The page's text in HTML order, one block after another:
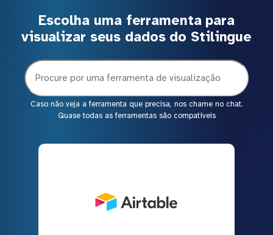
Escolha uma ferramenta para
visualizar seus dados do Stilingue
Caso não veja a ferramenta que precisa, nos chame no chat.
Quase todas as ferramentas são compatíveis